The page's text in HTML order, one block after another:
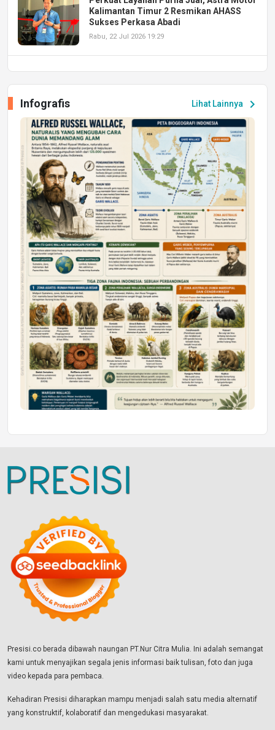
Kalimantan Timur 2 Resmikan AHASS
Sukses Perkasa Abadi
Rabu, 22 Jul 2026 19:29
Peluang Kerja dan Magang
Jumat, 17 Jul 2026 22:30
DAERAH
Astra Motor Kalimantan Timur 2 Dukung
Mahasiswa Samarinda dalam Astra
Honda SDGs Future Leaders 2026
Jumat, 10 Jul 2026 19:01
Lihat Lainnya chevron_right
Infografis
Presisi.co berada dibawah naungan PT.Nur Citra Mulia. Ini adalah semangat
kami untuk menyajikan segala jenis informasi baik tulisan, foto dan juga
video kepada para pembaca.
Kehadiran Presisi diharapkan mampu menjadi salah satu media alternatif
yang konstruktif, kolaboratif dan mengedukasi masyarakat.